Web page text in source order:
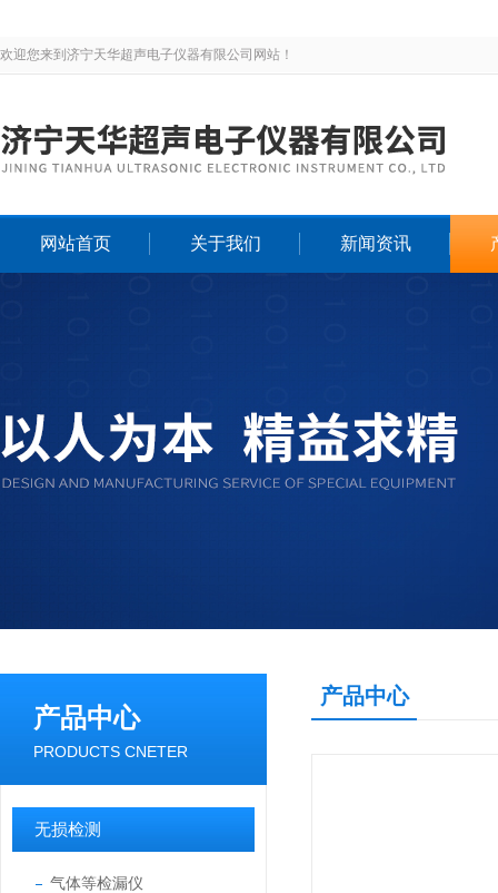
欢迎您来到济宁天华超声电子仪器有限公司网站！
网站首页 关于我们 新闻资讯
产品中心
PRODUCTS CNETER
无损检测
气体等检漏仪
产品中心